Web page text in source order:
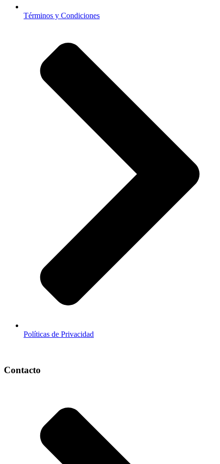
Términos y Condiciones
Políticas de Privacidad
Contacto